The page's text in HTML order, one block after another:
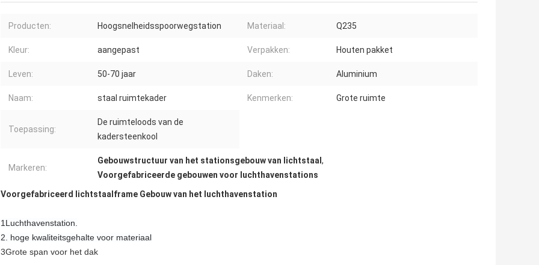
Producten: Hoogsnelheidsspoorwegstation Materiaal: Q235
Kleur: aangepast Verpakken: Houten pakket
Leven: 50-70 jaar Daken: Aluminium
Naam: staal ruimtekader Kenmerken: Grote ruimte
Toepassing:
De ruimteloods van de
kadersteenkool
Markeren:
Gebouwstructuur van het stationsgebouw van lichtstaal ,
Voorgefabriceerde gebouwen voor luchthavenstations
Voorgefabriceerd lichtstaalframe Gebouw van het luchthavenstation
1Luchthavenstation.
2. hoge kwaliteitsgehalte voor materiaal
3Grote span voor het dak